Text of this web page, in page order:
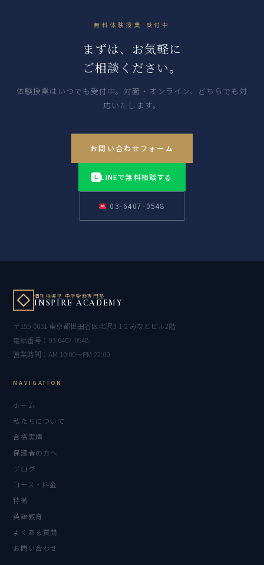
無料体験授業 受付中
まずは、お気軽に
ご相談ください。
体験授業はいつでも受付中。対面・オンライン、どちらでも対
応いたします。
お問い合わせフォーム
L LINEで無料相談する
03-6407-0548
個別指導型 中学受験専門塾
INSPIRE ACADEMY
〒155-0031 東京都世田谷区北沢3-1-2 みなとビル2階
電話番号：03-6407-0548
営業時間：AM 10:00〜PM 22:00
NAVIGATION
ホーム
私たちについて
合格実績
保護者の方へ
ブログ
コース・料金
特徴
英語教育
よくある質問
お問い合わせ